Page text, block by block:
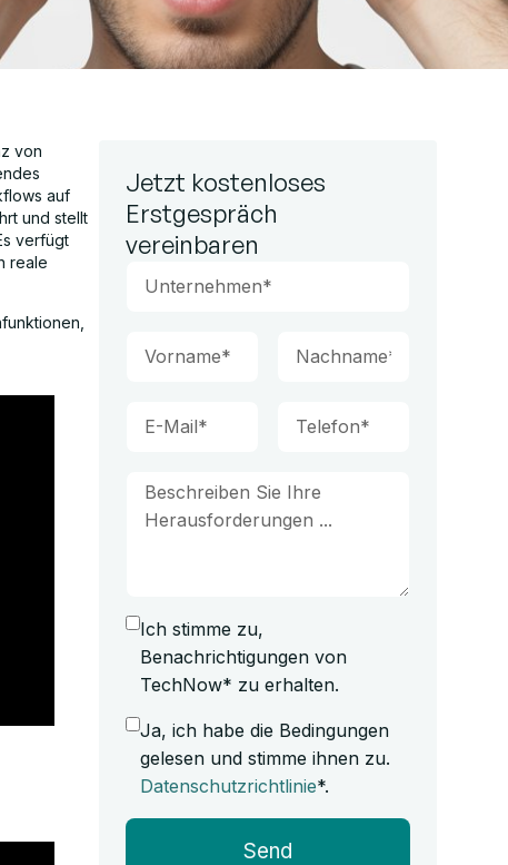
von
auf
und stellt
verfügt
reale
Jetzt kostenloses
Erstgespräch
vereinbaren
Ich stimme zu,
Benachrichtigungen von
TechNow* zu erhalten.
Ja, ich habe die Bedingungen
gelesen und stimme ihnen zu.
Datenschutzrichtlinie*.
Send